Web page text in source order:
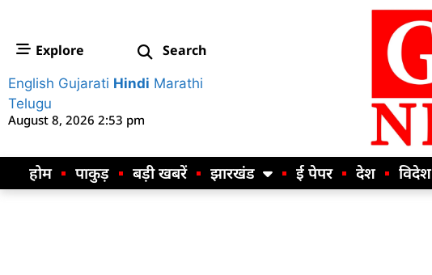
Explore Search
English Gujarati Hindi Marathi
Telugu
August 8, 2026 2:53 pm
होम पाकुड़ बड़ी खबरें झारखंड ई पेपर देश विदेश